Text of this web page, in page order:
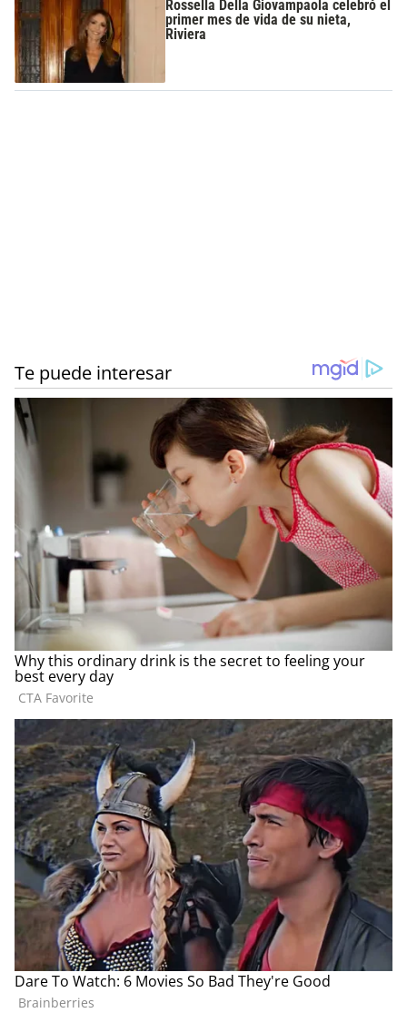
Rossella Della Giovampaola celebró el
primer mes de vida de su nieta,
Riviera